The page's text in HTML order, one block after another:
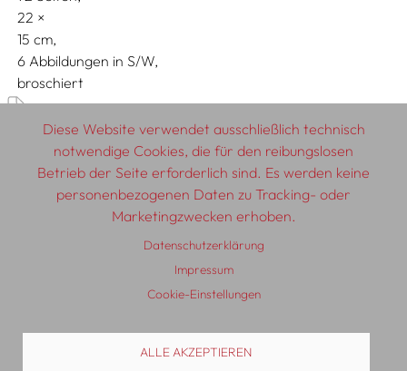
22
15
6 Abbildungen in S/W
broschiert
Diskurs & Geschichte
© 2026 SCHLEBRÜGGE.EDITOR
Textautor:innen
Datenschutzerklärung
Auslieferung
Diese Website verwendet ausschließlich technisch
notwendige Cookies, die für den reibungslosen
Betrieb der Seite erforderlich sind. Es werden keine
personenbezogenen Daten zu Tracking- oder
Marketingzwecken erhoben.
Datenschutzerklärung
Impressum
Cookie-Einstellungen
ALLE AKZEPTIEREN